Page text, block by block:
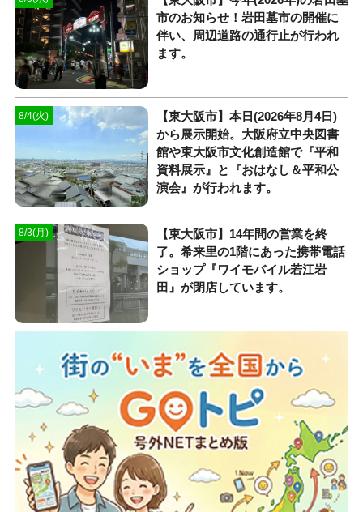
市のお知らせ！岩田墓市の開催に
伴い、周辺道路の通行止が行われ
ます。
8/4(火)
【東大阪市】本日(2026年8月4日)
から展示開始。大阪府立中央図書
館や東大阪市文化創造館で『平和
資料展示』と『おはなし＆平和公
演会』が行われます。
8/3(月)
【東大阪市】14年間の営業を終
了。希来里の1階にあった携帯電話
ショップ『ワイモバイル若江岩
田』が閉店しています。